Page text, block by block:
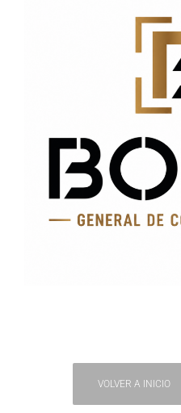
VOLVER A INICIO